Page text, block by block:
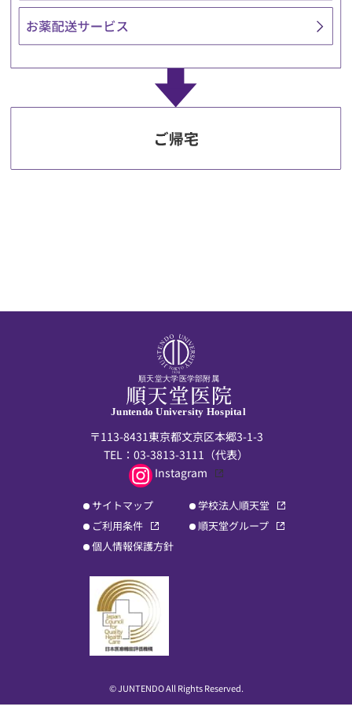
順天堂大学医学部附属
Juntendo University Hospital
〒113-8431東京都文京区本郷3-1-3
TEL： 03-3813-3111 （代表）
Instagram
サイトマップ
ご利用条件
個人情報保護方針
学校法人順天堂
順天堂グループ
© JUNTENDO All Rights Reserved.